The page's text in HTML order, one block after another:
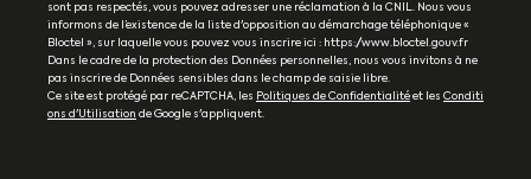
sont pas respectés, vous pouvez adresser une réclamation à la CNIL. Nous vous
informons de l’existence de la liste d'opposition au démarchage téléphonique «
Bloctel », sur laquelle vous pouvez vous inscrire ici : https://www.bloctel.gouv.fr
Dans le cadre de la protection des Données personnelles, nous vous invitons à ne
pas inscrire de Données sensibles dans le champ de saisie libre.
Ce site est protégé par reCAPTCHA, les Politiques de Confidentialité et les Conditi
ons d'Utilisation de Google s'appliquent.